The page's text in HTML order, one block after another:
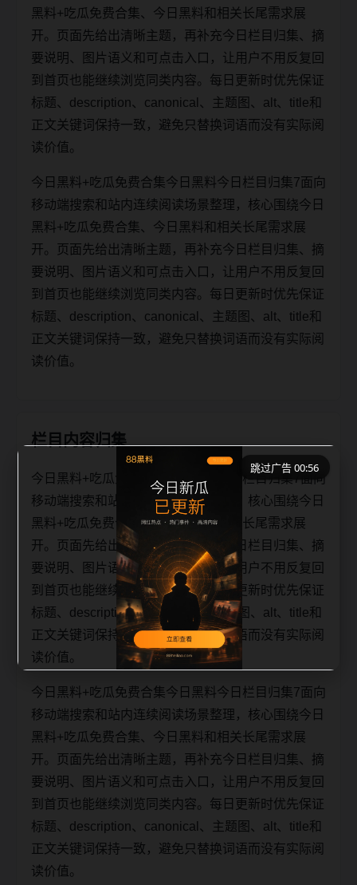
黑料+吃瓜免费合集、今日黑料和相关长尾需求展
开。页面先给出清晰主题，再补充今日栏目归集、摘
要说明、图片语义和可点击入口，让用户不用反复回
到首页也能继续浏览同类内容。每日更新时优先保证
标题、description、canonical、主题图、alt、title和
正文关键词保持一致，避免只替换词语而没有实际阅
读价值。
今日黑料+吃瓜免费合集今日黑料今日栏目归集7面向
移动端搜索和站内连续阅读场景整理，核心围绕今日
黑料+吃瓜免费合集、今日黑料和相关长尾需求展
开。页面先给出清晰主题，再补充今日栏目归集、摘
要说明、图片语义和可点击入口，让用户不用反复回
到首页也能继续浏览同类内容。每日更新时优先保证
标题、description、canonical、主题图、alt、title和
正文关键词保持一致，避免只替换词语而没有实际阅
读价值。
栏目内容归集
今日黑料+吃瓜免费合集今日黑料今日栏目归集7面向
移动端搜索和站内连续阅读场景整理，核心围绕今日
黑料+吃瓜免费合集、今日黑料和相关长尾需求展
开。页面先给出清晰主题，再补充今日栏目归集、摘
要说明、图片语义和可点击入口，让用户不用反复回
到首页也能继续浏览同类内容。每日更新时优先保证
标题、description、canonical、主题图、alt、title和
正文关键词保持一致，避免只替换词语而没有实际阅
读价值。
今日黑料+吃瓜免费合集今日黑料今日栏目归集7面向
移动端搜索和站内连续阅读场景整理，核心围绕今日
黑料+吃瓜免费合集、今日黑料和相关长尾需求展
开。页面先给出清晰主题，再补充今日栏目归集、摘
要说明、图片语义和可点击入口，让用户不用反复回
到首页也能继续浏览同类内容。每日更新时优先保证
标题、description、canonical、主题图、alt、title和
正文关键词保持一致，避免只替换词语而没有实际阅
读价值。
跳过广告 00:56